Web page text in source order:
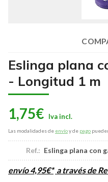
Eslinga plana
- Longitud 1 m
1,75€
Las modalidades de envíoy de pago
Ref.: Eslinga plana con
envío4,95€* a través de